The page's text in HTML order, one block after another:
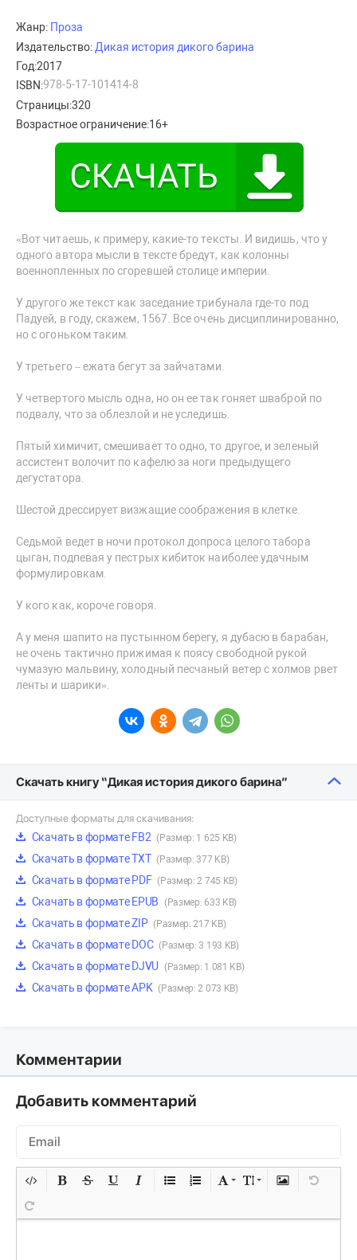
Жанр: Проза
Издательство: Дикая история дикого барина
Год:2017
ISBN:978-5-17-101414-8
Страницы:320
Возрастное ограничение:16+
«Вот читаешь, к примеру, какие-то тексты. И видишь, что у
одного автора мысли в тексте бредут, как колонны
военнопленных по сгоревшей столице империи.
У другого же текст как заседание трибунала где-то под
Падуей, в году, скажем, 1567. Все очень дисциплинированно,
но с огоньком таким.
У третьего – ежата бегут за зайчатами.
У четвертого мысль одна, но он ее так гоняет шваброй по
подвалу, что за облезлой и не уследишь.
Пятый химичит, смешивает то одно, то другое, и зеленый
ассистент волочит по кафелю за ноги предыдущего
дегустатора.
Шестой дрессирует визжащие соображения в клетке.
Седьмой ведет в ночи протокол допроса целого табора
цыган, подпевая у пестрых кибиток наиболее удачным
формулировкам.
У кого как, короче говоря.
А у меня шапито на пустынном берегу, я дубасю в барабан,
не очень тактично прижимая к поясу свободной рукой
чумазую мальвину, холодный песчаный ветер с холмов рвет
ленты и шарики».
Скачать книгу “Дикая история дикого барина”
Доступные форматы для скачивания:
Скачать в формате FB2 (Размер: 1 625 KB)
Скачать в формате TXT (Размер: 377 KB)
Скачать в формате PDF (Размер: 2 745 KB)
Скачать в формате EPUB (Размер: 633 KB)
Скачать в формате ZIP (Размер: 217 KB)
Скачать в формате DOC (Размер: 3 193 KB)
Скачать в формате DJVU (Размер: 1 081 KB)
Скачать в формате APK (Размер: 2 073 KB)
Комментарии
Добавить комментарий